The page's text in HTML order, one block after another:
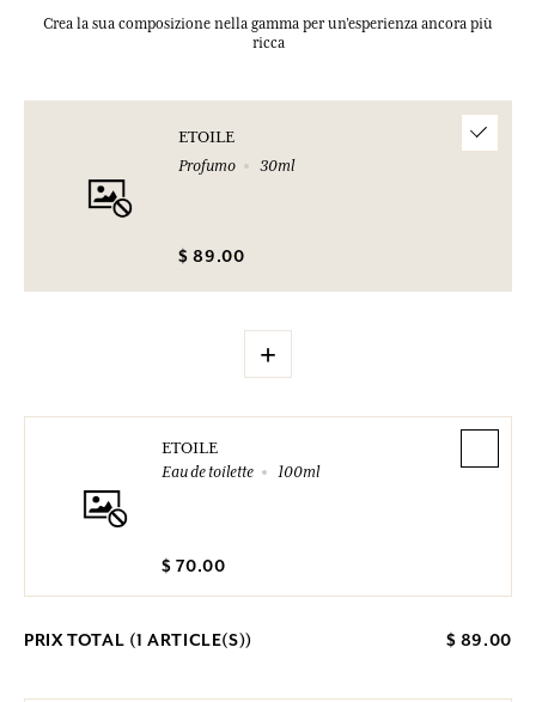
Crea la sua composizione nella gamma per un’esperienza ancora più
ricca
ETOILE
Profumo
30ml
$ 89.00
+
ETOILE
Eau de toilette
100ml
$ 70.00
PRIX TOTAL (1 ARTICLE(S)) $ 89.00